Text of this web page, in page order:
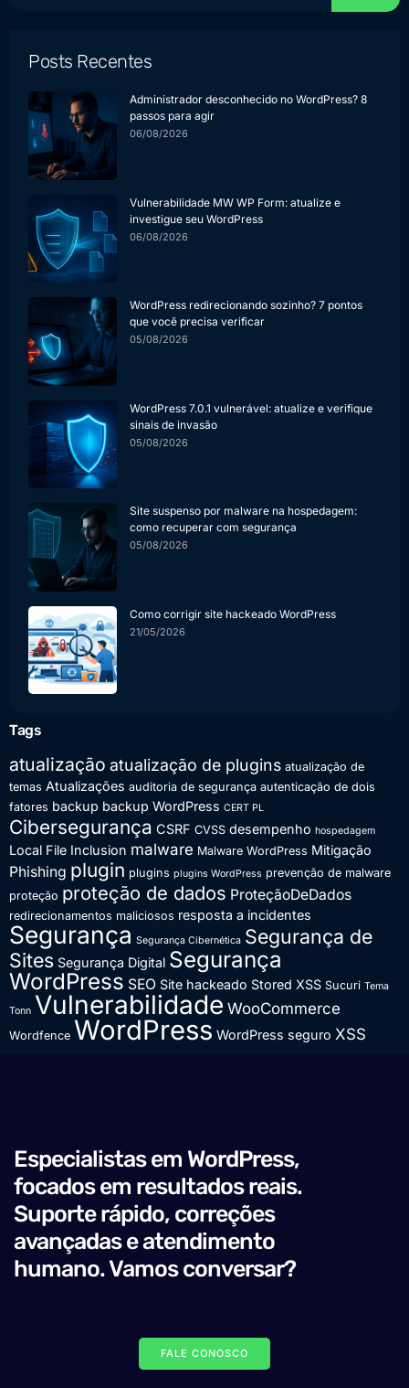
Posts Recentes
Administrador desconhecido no WordPress? 8
passos para agir
06/08/2026
Vulnerabilidade MW WP Form: atualize e
investigue seu WordPress
06/08/2026
WordPress redirecionando sozinho? 7 pontos
que você precisa verificar
05/08/2026
WordPress 7.0.1 vulnerável: atualize e verifique
sinais de invasão
05/08/2026
Site suspenso por malware na hospedagem:
como recuperar com segurança
05/08/2026
Como corrigir site hackeado WordPress
21/05/2026
Tags
atualização atualização de plugins atualização de
temas Atualizações auditoria de segurança autenticação de dois
fatores backup backup WordPress CERT PL
Cibersegurança CSRF CVSS desempenho hospedagem
Local File Inclusion malware Malware WordPress Mitigação
Phishing plugin plugins plugins WordPress prevenção de malware
proteção proteção de dados ProteçãoDeDados
redirecionamentos maliciosos resposta a incidentes
Segurança Segurança Cibernética Segurança de
Sites Segurança Digital Segurança
WordPress SEO Site hackeado Stored XSS Sucuri Tema
Tonn Vulnerabilidade WooCommerce
Wordfence WordPress WordPress seguro XSS
Especialistas em WordPress,
focados em resultados reais.
Suporte rápido, correções
avançadas e atendimento
humano. Vamos conversar?
FALE CONOSCO